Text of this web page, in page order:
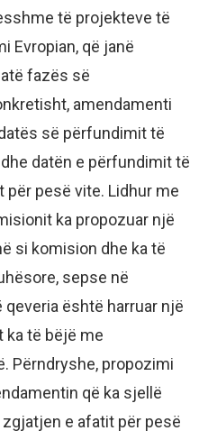
të projekteve të
Evropian, që janë
fazës së
amendamenti
së përfundimit të
datën e përfundimit të
pesë vite. Lidhur me
ka propozuar një
si komision dhe ka të
sepse në
është harruar një
ka të bëjë me
Përndryshe, propozimi
që ka sjellë
e afatit për pesë